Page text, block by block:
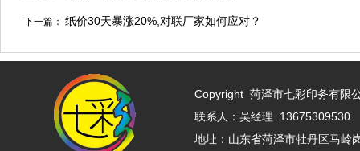
下一篇： 纸价30天暴涨20%,对联厂家如何应对？
Copyright 菏泽市七彩印务有限
联系人：吴经理
地址：山东省菏泽市牡丹区马